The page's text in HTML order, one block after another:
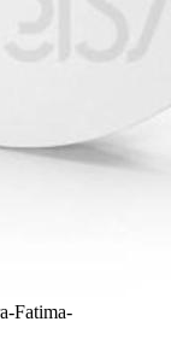
Fatima-